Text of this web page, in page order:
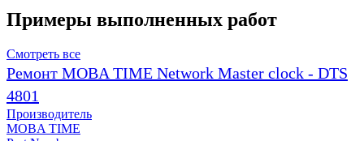
Примеры выполненных работ
Смотреть все
Ремонт MOBA TIME Network Master clock - DTS
4801
Производитель
MOBA TIME